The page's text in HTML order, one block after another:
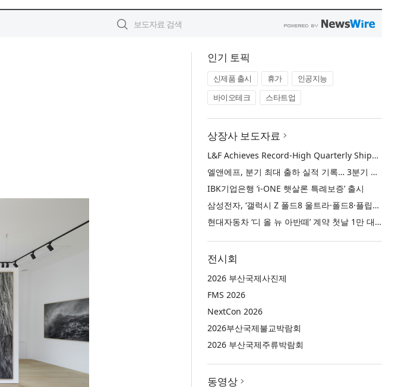
인기 토픽
신제품 출시 휴가
인공지능
바이오테크
스타트업
상장사 보도자료
L&F Achieves Record-High Quarterly Shipments, Begins LFP Supply for North American ESS in Q3 Advancing its Two-Track NCM and LFP Growth Strategy
엘앤에프, 분기 최대 출하 실적 기록… 3분기 북미 ESS향 LFP 공급 착수 NCM+LFP ‘2-Track’ 성장 전략 실현
IBK기업은행 ‘i-ONE 햇살론 특례보증’ 출시
삼성전자, ‘갤럭시 Z 폴드8 울트라·폴드8·플립8’과 ‘갤럭시 워치 울트라2·워치9’ 국내 공식 출시
현대자동차 ‘디 올 뉴 아반떼’ 계약 첫날 1만 대 돌파
전시회
2026 부산국제사진제
FMS 2026
NextCon 2026
2026부산국제불교박람회
2026 부산국제주류박람회
동영상